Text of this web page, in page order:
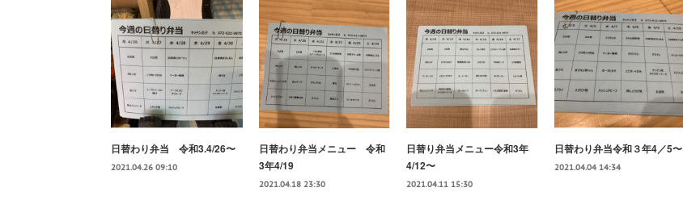
日替わり弁当 令和3.4/26〜
2021.04.26 09:10
日替わり弁当メニュー 令和
3年4/19
2021.04.18 23:30
日替り弁当メニュー令和3年
4/12〜
2021.04.11 15:30
日替わり弁当令和３年4／5〜
2021.04.04 14:34